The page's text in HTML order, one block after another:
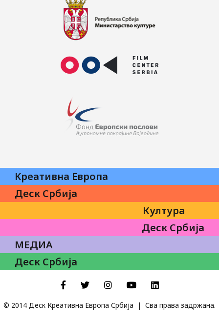
Kреативна Eвропа
Култура
МЕДИА
Деск Србија
Деск Србија
Деск Србија
FacebookTwitterInstagramYouTubeLinkedIn
© 2014 Деск Креативна Европа Србија | Сва права задржана.